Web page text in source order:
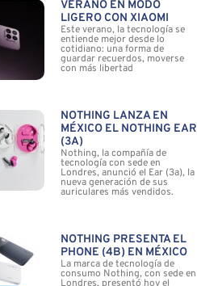
VERANO EN MODO
LIGERO CON XIAOMI
Este verano, la tecnología se
entiende mejor desde lo
cotidiano: una forma de
guardar recuerdos, moverse
con más libertad
NOTHING LANZA EN
MÉXICO EL NOTHING EAR
(3A)
Nothing, la compañía de
tecnología con sede en
Londres, anunció el Ear (3a), la
nueva generación de sus
auriculares más vendidos.
NOTHING PRESENTA EL
PHONE (4B) EN MÉXICO
La marca de tecnología de
consumo Nothing, con sede en